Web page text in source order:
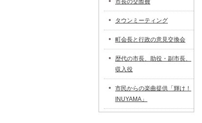
市長の交際費
タウンミーティング
町会長と行政の意見交換会
歴代の市長、助役・副市長、
収入役
市民からの楽曲提供「輝け！
INUYAMA」